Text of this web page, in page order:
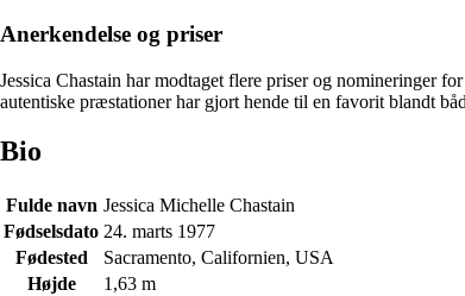
Anerkendelse og priser
Jessica Chastain har modtaget flere priser og nomineringer
autentiske præstationer har gjort hende til en favorit blandt
Bio
Fulde navn Jessica Michelle Chastain
Fødselsdato 24. marts 1977
Fødested
Sacramento, Californien, USA
Højde
1,63 m